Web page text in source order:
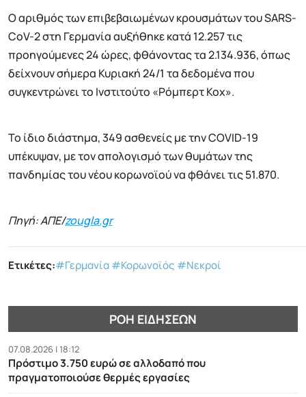
Ο αριθμός των επιβεβαιωμένων κρουσμάτων του SARS-
CoV-2 στη Γερμανία αυξήθηκε κατά 12.257 τις
προηγούμενες 24 ώρες, φθάνοντας τα 2.134.936, όπως
δείχνουν σήμερα Κυριακή 24/1 τα δεδομένα που
συγκεντρώνει το Ινστιτούτο «Ρόμπερτ Κοχ».
Το ίδιο διάστημα, 349 ασθενείς με την COVID-19
υπέκυψαν, με τον απολογισμό των θυμάτων της
πανδημίας του νέου κορωνοϊού να φθάνει τις 51.870.
Πηγή: ΑΠΕ/zougla.gr
Ετικέτες:#Γερμανία#Κορωνοϊός #Νεκροί
ΡΟΉ ΕΙΔΉΣΕΩΝ
07.08.2026 | 18:12
Πρόστιμο 3.750 ευρώ σε αλλοδαπό που
πραγματοποιούσε θερμές εργασίες